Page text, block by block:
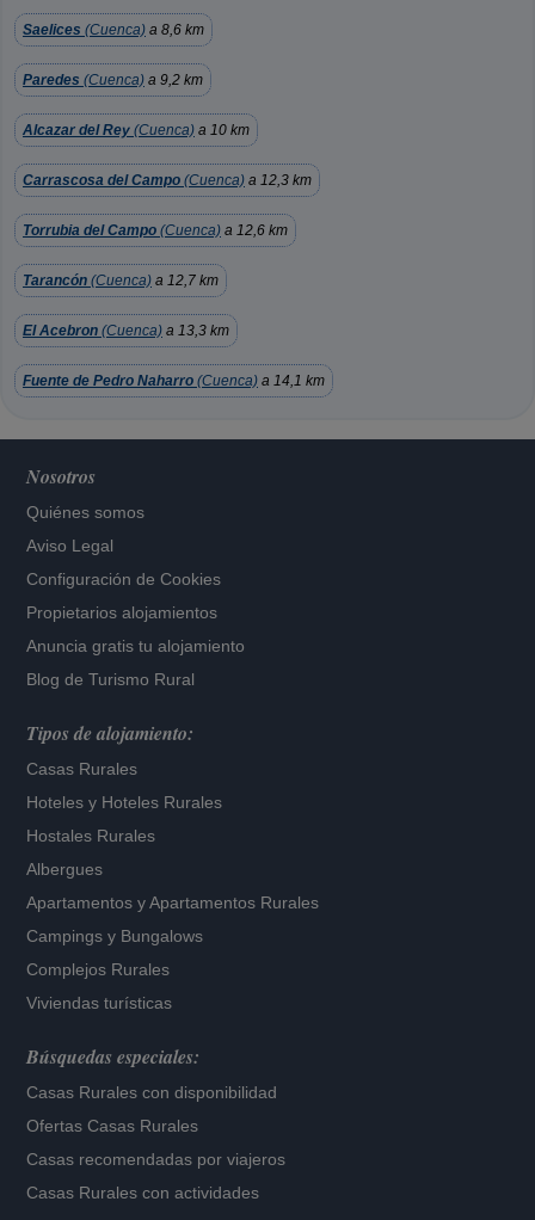
Saelices (Cuenca) a 8,6 km
Paredes (Cuenca) a 9,2 km
Alcazar del Rey (Cuenca) a 10 km
Carrascosa del Campo (Cuenca) a 12,3 km
Torrubia del Campo (Cuenca) a 12,6 km
Tarancón (Cuenca) a 12,7 km
El Acebron (Cuenca) a 13,3 km
Fuente de Pedro Naharro (Cuenca) a 14,1 km
Nosotros
Quiénes somos
Aviso Legal
Configuración de Cookies
Propietarios alojamientos
Anuncia gratis tu alojamiento
Blog de Turismo Rural
Tipos de alojamiento:
Casas Rurales
Hoteles y Hoteles Rurales
Hostales Rurales
Albergues
Apartamentos yApartamentos Rurales
Campings y Bungalows
Complejos Rurales
Viviendas turísticas
Búsquedas especiales:
Casas Rurales con disponibilidad
Ofertas Casas Rurales
Casas recomendadas por viajeros
Casas Rurales con actividades